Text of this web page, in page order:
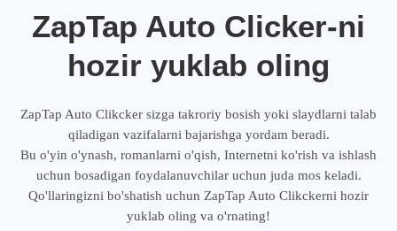
ZapTap Auto Clicker-ni
hozir yuklab oling
ZapTap Auto Clikcker sizga takroriy bosish yoki slaydlarni talab
qiladigan vazifalarni bajarishga yordam beradi.
Bu o'yin o'ynash, romanlarni o'qish, Internetni ko'rish va ishlash
uchun bosadigan foydalanuvchilar uchun juda mos keladi.
Qo'llaringizni bo'shatish uchun ZapTap Auto Clikckerni hozir
yuklab oling va o'rnating!